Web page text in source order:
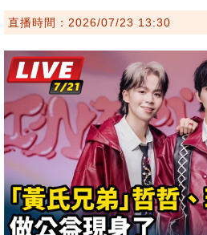
直播時間：2026/07/23 13:30